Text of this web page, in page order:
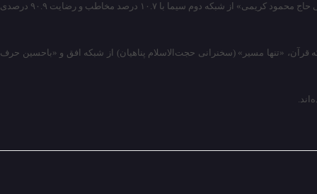
براساس نظرسنجی مذکور، برنامه «حسینیه معلی» با ۳۰.۶ درصد بیننده و رضایت ۸۹.۹ درصدی در صدر برنامه‌های مناسبتی محرم قرار گرفته است و پس از آن «مرثیه خوانی حاج محمود کریمی» از شبکه دوم سیما با ۱۰.۷ درصد مخاطب و رضایت ۹۰.۹ درصدی
قرآن، «تنها مسیر» (سخنرانی حجت‌الاسلام پناهیان) از شبکه افق و «باحسین حرف